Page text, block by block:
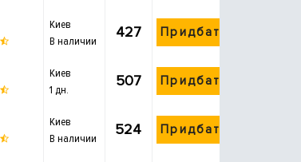
Киев
В наличии
427 Придбати
Киев
1 дн.
507 Придбати
Киев
В наличии
524 Придбати